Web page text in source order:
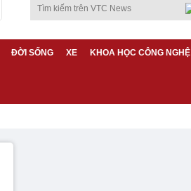
ĐỜI SỐNG XE KHOA HỌC CÔNG NGHỆ